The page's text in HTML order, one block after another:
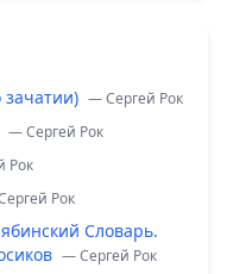
зачатии) — Сергей Рок
— Сергей Рок
Рок
Рок
Словарь.
— Сергей Рок